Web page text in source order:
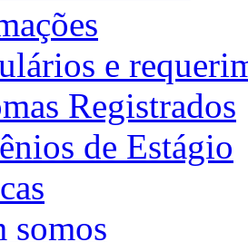
e
Registrados
de Estágio
somos